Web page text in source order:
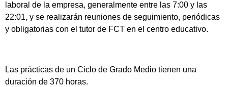
laboral de la empresa, generalmente entre las 7:00 y las
22:01, y se realizarán reuniones de seguimiento, periódicas
y obligatorias con el tutor de FCT en el centro educativo.
Las prácticas de un Ciclo de Grado Medio tienen una
duración de 370 horas.